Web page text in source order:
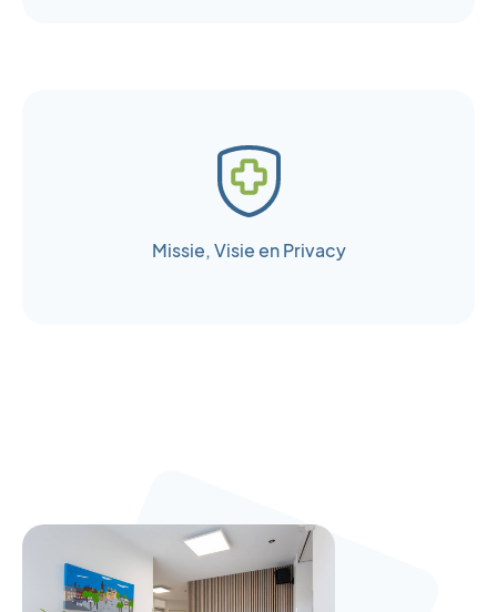
Missie, Visie en Privacy
Tweede kerstdag
Zaterdag 26 december